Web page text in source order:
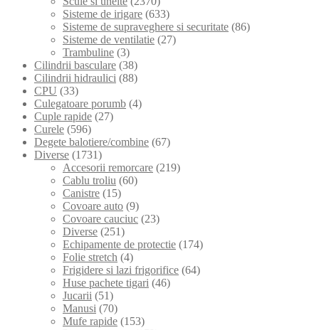
Sisteme de irigare (633)
Sisteme de supraveghere si securitate (86)
Sisteme de ventilatie (27)
Trambuline (3)
Cilindrii basculare (38)
Cilindrii hidraulici (88)
CPU (33)
Culegatoare porumb (4)
Cuple rapide (27)
Curele (596)
Degete balotiere/combine (67)
Diverse (1731)
Accesorii remorcare (219)
Cablu troliu (60)
Canistre (15)
Covoare auto (9)
Covoare cauciuc (23)
Diverse (251)
Echipamente de protectie (174)
Folie stretch (4)
Frigidere si lazi frigorifice (64)
Huse pachete tigari (46)
Jucarii (51)
Manusi (70)
Mufe rapide (153)